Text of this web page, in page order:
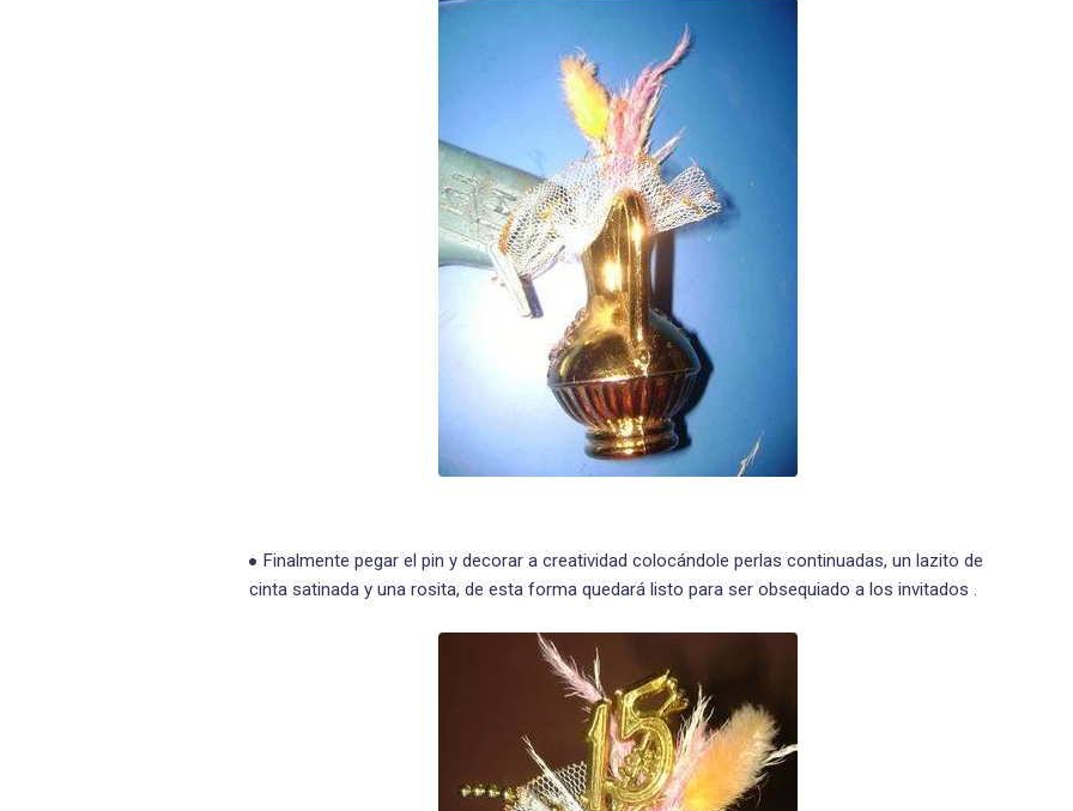
Finalmente pegar el pin y decorar a creatividad colocándole perlas continuadas, un lazito de
cinta satinada y una rosita, de esta forma quedará listo para ser obsequiado a los invitados .